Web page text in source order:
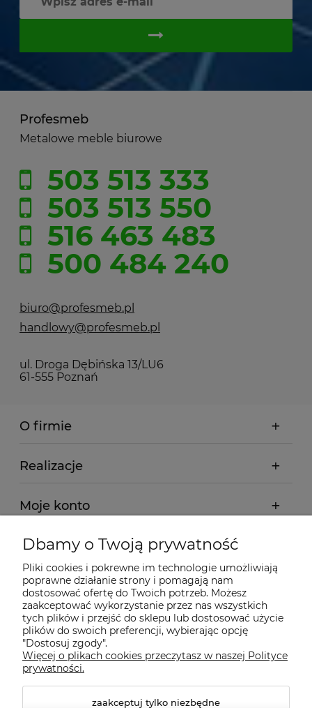
Profesmeb
Metalowe meble biurowe
503 513 333
503 513 550
516 463 483
500 484 240
biuro@profesmeb.pl
handlowy@profesmeb.pl
ul. Droga Dębińska 13/LU6
61-555 Poznań
O firmie
Realizacje
Moje konto
Regulamin
Dostawa - realizacja
Gwarancja i zwroty
Pomoc
Dbamy o Twoją prywatność
Pliki cookies i pokrewne im technologie umożliwiają
poprawne działanie strony i pomagają nam
dostosować ofertę do Twoich potrzeb. Możesz
zaakceptować wykorzystanie przez nas wszystkich
tych plików i przejść do sklepu lub dostosować użycie
plików do swoich preferencji, wybierając opcję
"Dostosuj zgody".
Więcej o plikach cookies przeczytasz w naszej Polityce
prywatności.
zaakceptuj tylko niezbędne